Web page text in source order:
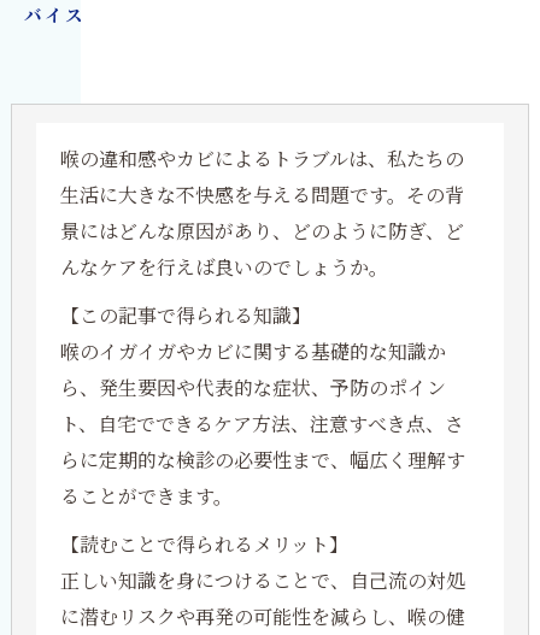
バイス
喉の違和感やカビによるトラブルは、私たちの
生活に大きな不快感を与える問題です。その背
景にはどんな原因があり、どのように防ぎ、ど
んなケアを行えば良いのでしょうか。
【この記事で得られる知識】
喉のイガイガやカビに関する基礎的な知識か
ら、発生要因や代表的な症状、予防のポイン
ト、自宅でできるケア方法、注意すべき点、さ
らに定期的な検診の必要性まで、幅広く理解す
ることができます。
【読むことで得られるメリット】
正しい知識を身につけることで、自己流の対処
に潜むリスクや再発の可能性を減らし、喉の健